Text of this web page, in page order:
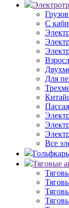
С
Для
Все
Тяговые